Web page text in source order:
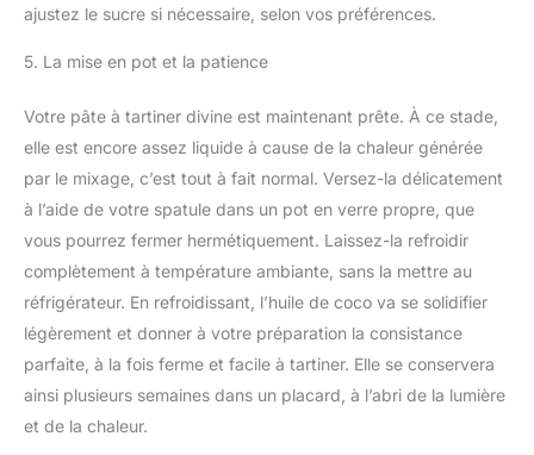
ajustez le sucre si nécessaire, selon vos préférences.
5. La mise en pot et la patience
Votre pâte à tartiner divine est maintenant prête. À ce stade,
elle est encore assez liquide à cause de la chaleur générée
par le mixage, c’est tout à fait normal. Versez-la délicatement
à l’aide de votre spatule dans un pot en verre propre, que
vous pourrez fermer hermétiquement. Laissez-la refroidir
complètement à température ambiante, sans la mettre au
réfrigérateur. En refroidissant, l’huile de coco va se solidifier
légèrement et donner à votre préparation la consistance
parfaite, à la fois ferme et facile à tartiner. Elle se conservera
ainsi plusieurs semaines dans un placard, à l’abri de la lumière
et de la chaleur.